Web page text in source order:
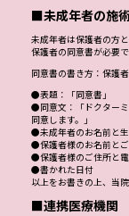
■未成年者の施
未成年者は保護者の方
保護者の同意書が必要で
同意書の書き方：保護
●表題：「同意書」
●同意文：「ドクター
同意します。」
●未成年者のお名前と
●保護者様のお名前と
●保護者様のご住所と
●書かれた日付
以上をお書きの上、当
■連携医療機関